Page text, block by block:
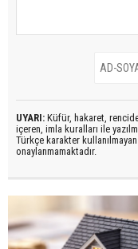
UYARI: Küfür, hakaret,
içeren, imla kuralları ile
Türkçe karakter
onaylanmamaktadır.